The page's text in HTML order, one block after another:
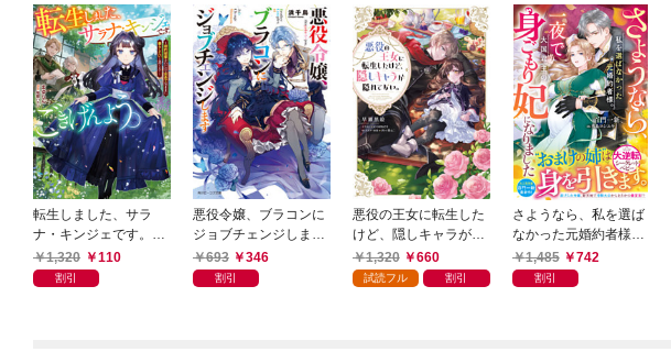
転生しました、サラ
ナ・キンジェです。ご
きげんよう。 ～婚約
破棄されたので田舎で
1,320 110
割引
悪役令嬢、ブラコンに
ジョブチェンジします
【電子特典付き】
693 346
割引
悪役の王女に転生した
けど、隠しキャラが隠
れてない。【電子書籍
限定書き下ろしSS付
1,320 660
試読フル 割引
さようなら、私を選ば
なかった元婚約者様。
一夜で大国君主の身ご
もり妃になりました
1,485 742
割引